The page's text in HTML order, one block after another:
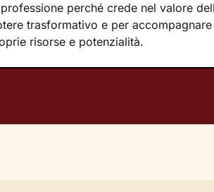
perché crede nel valore
trasformativo e per
risorse e potenzialità.